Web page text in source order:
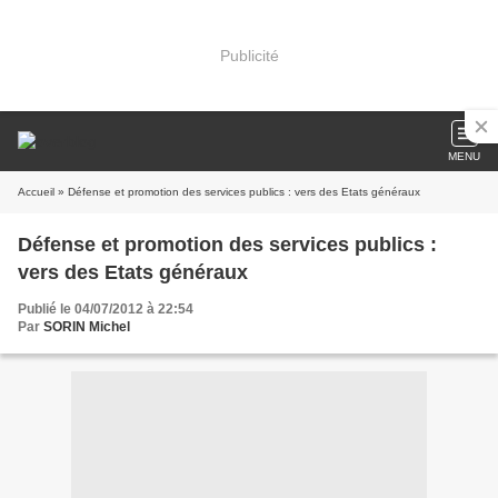
Publicité
MENU
Accueil » Défense et promotion des services publics : vers des Etats généraux
Défense et promotion des services publics :
vers des Etats généraux
Publié le 04/07/2012 à 22:54
Par SORIN Michel